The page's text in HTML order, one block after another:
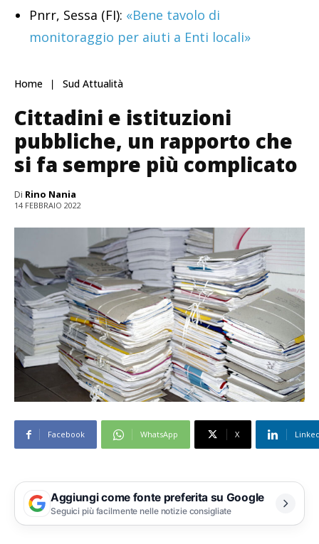
Pnrr, Sessa (FI): «Bene tavolo di
monitoraggio per aiuti a Enti locali»
Home Sud Attualità
Cittadini e istituzioni
pubbliche, un rapporto che
si fa sempre più complicato
Di Rino Nania
14 FEBBRAIO 2022
Facebook WhatsApp X
Aggiungi come fonte preferita su Google
Seguici più facilmente nelle notizie consigliate